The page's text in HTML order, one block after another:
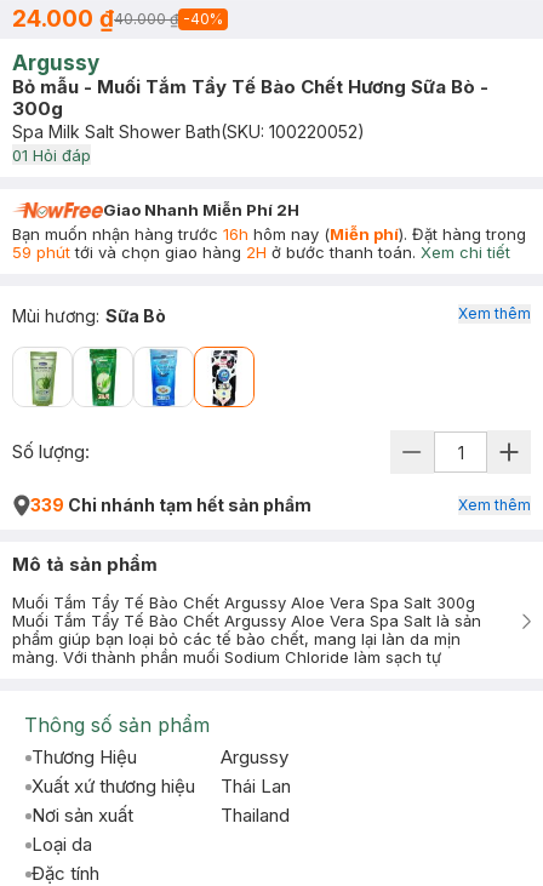
24.000 ₫40.000 ₫ -40%
Argussy
Bỏ mẫu - Muối Tắm Tẩy Tế Bào Chết Hương Sữa Bò -
300g
Spa Milk Salt Shower Bath(SKU: 100220052)
01 Hỏi đáp
Giao Nhanh Miễn Phí 2H
Bạn muốn nhận hàng trước 16h hôm nay (Miễn phí). Đặt hàng trong
59 phúttới và chọn giao hàng 2H ở bước thanh toán. Xem chi tiết
Mùi hương: Sữa Bò Xem thêm
Số lượng:
339 Chi nhánh tạm hết sản phẩm Xem thêm
Mô tả sản phẩm
Muối Tắm Tẩy Tế Bào Chết Argussy Aloe Vera Spa Salt 300g
Muối Tắm Tẩy Tế Bào Chết Argussy Aloe Vera Spa Salt là sản
phẩm giúp bạn loại bỏ các tế bào chết, mang lại làn da mịn
màng. Với thành phần muối Sodium Chloride làm sạch tự
Thông số sản phẩm
Thương Hiệu
Argussy
Xuất xứ thương hiệu
Thái Lan
Nơi sản xuất
Thailand
Loại da
Đặc tính